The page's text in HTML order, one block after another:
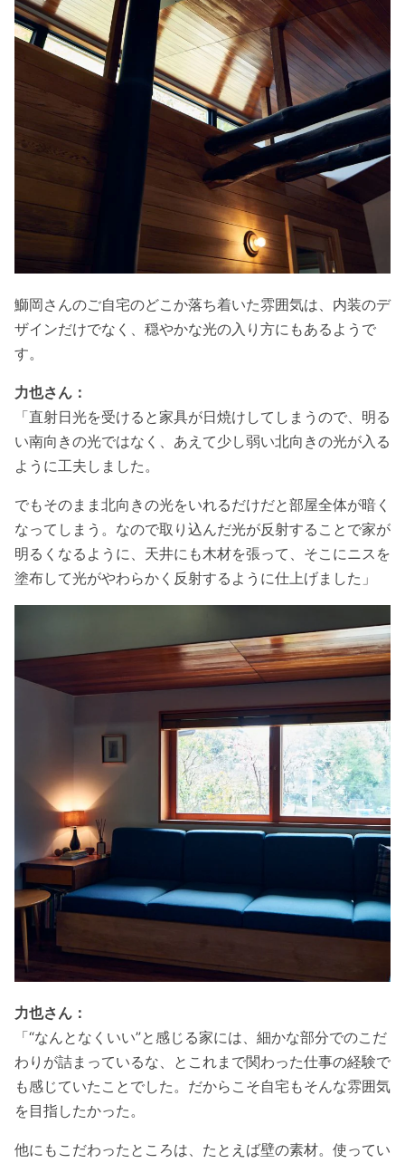
鰤岡さんのご自宅のどこか落ち着いた雰囲気は、内装のデ
ザインだけでなく、穏やかな光の入り方にもあるようで
す。
力也さん：
「直射日光を受けると家具が日焼けしてしまうので、明る
い南向きの光ではなく、あえて少し弱い北向きの光が入る
ように工夫しました。
でもそのまま北向きの光をいれるだけだと部屋全体が暗く
なってしまう。なので取り込んだ光が反射することで家が
明るくなるように、天井にも木材を張って、そこにニスを
塗布して光がやわらかく反射するように仕上げました」
力也さん：
「“なんとなくいい”と感じる家には、細かな部分でのこだ
わりが詰まっているな、とこれまで関わった仕事の経験で
も感じていたことでした。だからこそ自宅もそんな雰囲気
を目指したかった。
他にもこだわったところは、たとえば壁の素材。使ってい